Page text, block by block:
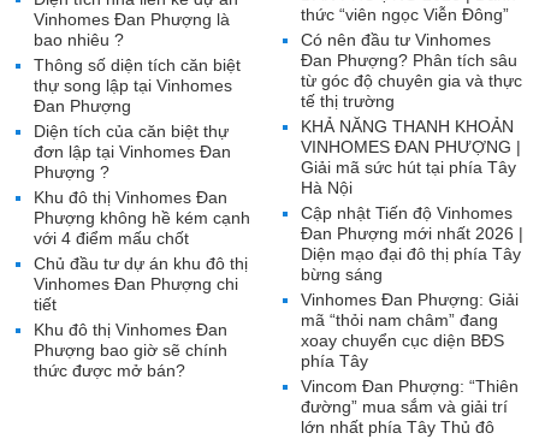
thức “viên ngọc Viễn Đông”
Có nên đầu tư Vinhomes
Đan Phượng? Phân tích sâu
từ góc độ chuyên gia và thực
tế thị trường
KHẢ NĂNG THANH KHOẢN
VINHOMES ĐAN PHƯỢNG |
Giải mã sức hút tại phía Tây
Hà Nội
Cập nhật Tiến độ Vinhomes
Đan Phượng mới nhất 2026 |
Diện mạo đại đô thị phía Tây
bừng sáng
Vinhomes Đan Phượng: Giải
mã “thỏi nam châm” đang
xoay chuyển cục diện BĐS
phía Tây
Vincom Đan Phượng: “Thiên
đường” mua sắm và giải trí
lớn nhất phía Tây Thủ đô
Vinhomes Đan Phượng là
bao nhiêu ?
Thông số diện tích căn biệt
thự song lập tại Vinhomes
Đan Phượng
Diện tích của căn biệt thự
đơn lập tại Vinhomes Đan
Phượng ?
Khu đô thị Vinhomes Đan
Phượng không hề kém cạnh
với 4 điểm mấu chốt
Chủ đầu tư dự án khu đô thị
Vinhomes Đan Phượng chi
tiết
Khu đô thị Vinhomes Đan
Phượng bao giờ sẽ chính
thức được mở bán?